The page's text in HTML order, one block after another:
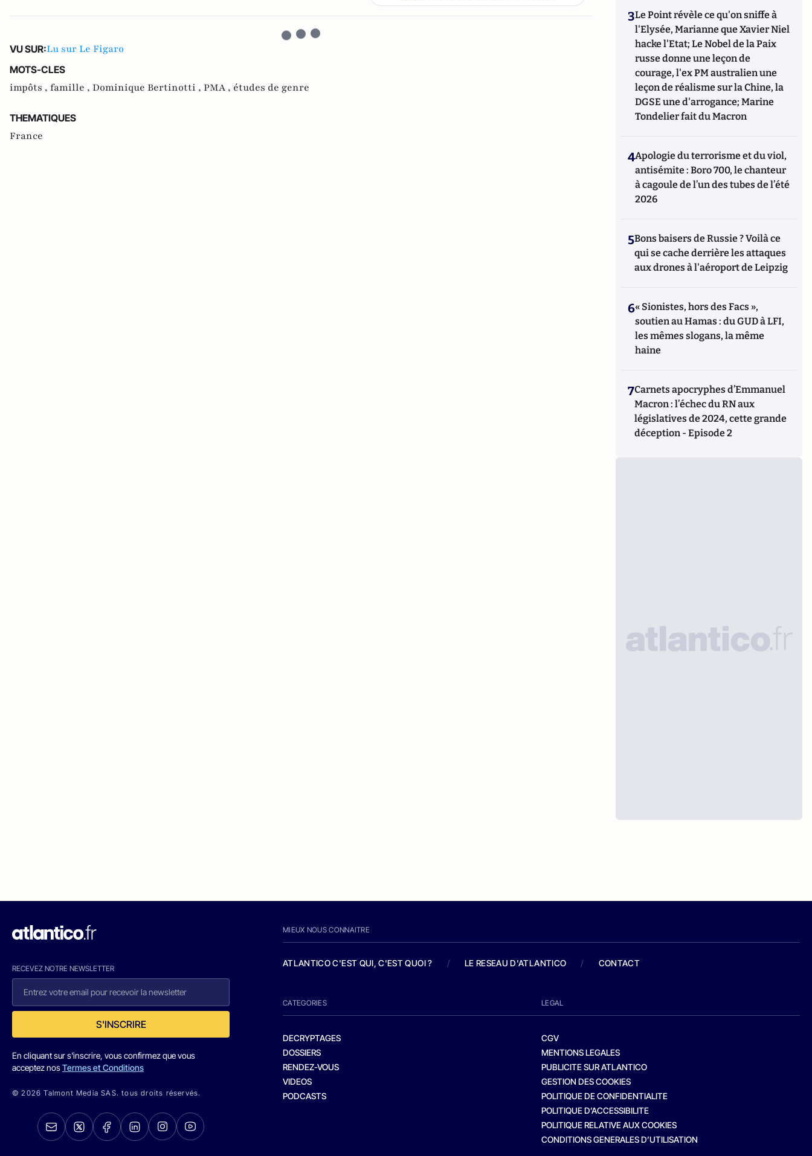
VU SUR:Lu sur Le Figaro
MOTS-CLES
impôts , famille , Dominique Bertinotti , PMA , études de genre
THEMATIQUES
France
3Le Point révèle ce qu'on sniffe à
l'Elysée, Marianne que Xavier Niel
hacke l'Etat; Le Nobel de la Paix
russe donne une leçon de
courage, l'ex PM australien une
leçon de réalisme sur la Chine, la
DGSE une d'arrogance; Marine
Tondelier fait du Macron
4Apologie du terrorisme et du viol,
antisémite : Boro 700, le chanteur
à cagoule de l’un des tubes de l’été
2026
5Bons baisers de Russie ? Voilà ce
qui se cache derrière les attaques
aux drones à l'aéroport de Leipzig
6« Sionistes, hors des Facs »,
soutien au Hamas : du GUD à LFI,
les mêmes slogans, la même
haine
7Carnets apocryphes d’Emmanuel
Macron : l’échec du RN aux
législatives de 2024, cette grande
déception - Episode 2
RECEVEZ NOTRE NEWSLETTER
S'INSCRIRE
En cliquant sur s'inscrire, vous confirmez que vous
acceptez nosTermes et Conditions
© 2026 Talmont Media SAS. tous droits réservés.
MIEUX NOUS CONNAITRE
ATLANTICO C'EST QUI, C'EST QUOI ? / LE RESEAU D'ATLANTICO / CONTACT
CATEGORIES
DECRYPTAGES
DOSSIERS
RENDEZ-VOUS
VIDEOS
PODCASTS
LEGAL
CGV
MENTIONS LEGALES
PUBLICITE SUR ATLANTICO
GESTION DES COOKIES
POLITIQUE DE CONFIDENTIALITE
POLITIQUE D’ACCESSIBILITE
POLITIQUE RELATIVE AUX COOKIES
CONDITIONS GENERALES D’UTILISATION